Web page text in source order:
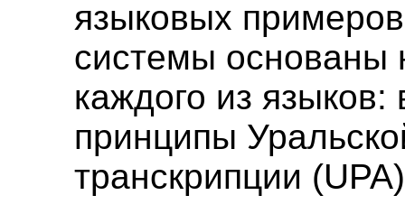
языковых
системы основаны
каждого из
принципы
транскрипции